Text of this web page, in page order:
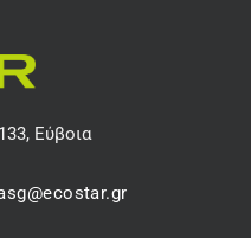
Εύβοια